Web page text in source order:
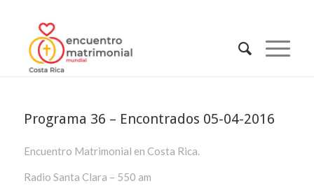
Programa 36 – Encontrados 05-04-2016
Encuentro Matrimonial en Costa Rica.
Radio Santa Clara – 550 am